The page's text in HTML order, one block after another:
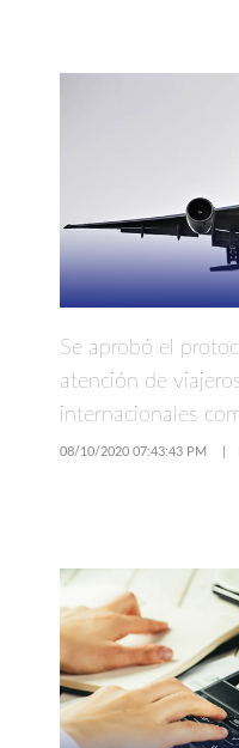
Se aprobó el
atención de
internacionales
08/10/2020 07:43:43 PM